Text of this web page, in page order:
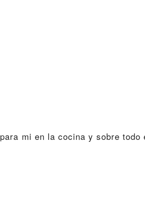
mi en la cocina y sobre todo